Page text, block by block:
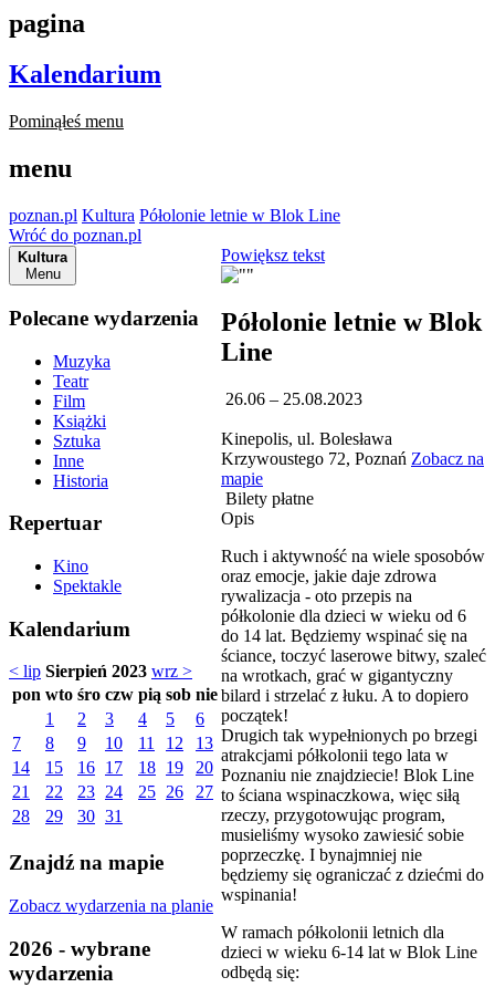
pagina
Kalendarium
Pominąłeś menu
menu
poznan.pl Kultura Półolonie letnie w Blok Line
Wróć do poznan.pl
Kultura
Menu
Polecane wydarzenia
Muzyka
Teatr
Film
Książki
Sztuka
Inne
Historia
Repertuar
Kino
Spektakle
Kalendarium
< lip Sierpień 2023 wrz >
pon wto śro czw pią sob nie
1
2 3 4 5
6
7
8 9 10 11 12
13
14
15 16 17 18 19
20
21
22 23 24 25 26
27
28
29 30 31
Znajdź na mapie
Zobacz wydarzenia na planie
2026 - wybrane
wydarzenia
Powiększ tekst
Półolonie letnie w Blok
Line
26.06 – 25.08.2023
Kinepolis, ul. Bolesława
Krzywoustego 72, Poznań Zobacz na
mapie
Bilety płatne
Opis
Ruch i aktywność na wiele sposobów
oraz emocje, jakie daje zdrowa
rywalizacja - oto przepis na
półkolonie dla dzieci w wieku od 6
do 14 lat. Będziemy wspinać się na
ściance, toczyć laserowe bitwy, szaleć
na wrotkach, grać w gigantyczny
bilard i strzelać z łuku. A to dopiero
początek!
Drugich tak wypełnionych po brzegi
atrakcjami półkolonii tego lata w
Poznaniu nie znajdziecie! Blok Line
to ściana wspinaczkowa, więc siłą
rzeczy, przygotowując program,
musieliśmy wysoko zawiesić sobie
poprzeczkę. I bynajmniej nie
będziemy się ograniczać z dziećmi do
wspinania!
W ramach półkolonii letnich dla
dzieci w wieku 6-14 lat w Blok Line
odbędą się: